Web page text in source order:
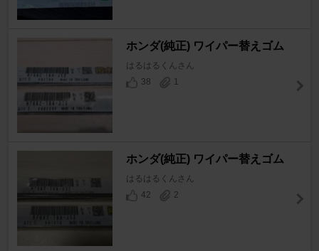
ホンダ(純正) ワイパー替えゴム
はるはるくんさん
38
1
ホンダ(純正) ワイパー替えゴム
はるはるくんさん
42
2